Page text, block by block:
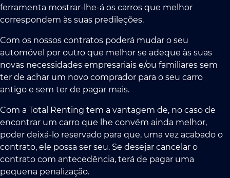
ferramenta mostrar-lhe-á os carros que melhor
correspondem às suas predileções.
Com os nossos contratos poderá mudar o seu
automóvel por outro que melhor se adeque às suas
novas necessidades empresariais e/ou familiares sem
ter de achar um novo comprador para o seu carro
antigo e sem ter de pagar mais.
Com a Total Renting tem a vantagem de, no caso de
encontrar um carro que lhe convém ainda melhor,
poder deixá-lo reservado para que, uma vez acabado o
contrato, ele possa ser seu. Se desejar cancelar o
contrato com antecedência, terá de pagar uma
pequena penalização.